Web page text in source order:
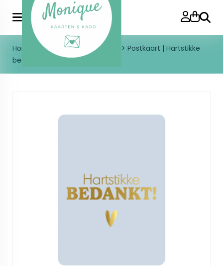
Home Enkele kaart Bedankt > Postkaart | Hartstikke
bedankt | goudfolie